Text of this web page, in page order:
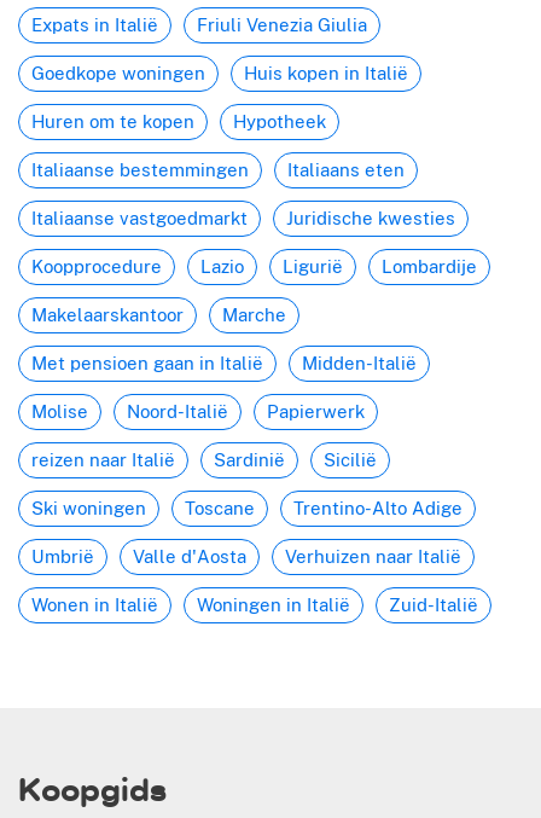
Expats in Italië Friuli Venezia Giulia
Goedkope woningen Huis kopen in Italië
Huren om te kopen Hypotheek
Italiaanse bestemmingen Italiaans eten
Italiaanse vastgoedmarkt Juridische kwesties
Koopprocedure Lazio Ligurië Lombardije
Makelaarskantoor Marche
Met pensioen gaan in Italië Midden-Italië
Molise Noord-Italië Papierwerk
reizen naar Italië Sardinië Sicilië
Ski woningen Toscane Trentino-Alto Adige
Umbrië Valle d'Aosta Verhuizen naar Italië
Wonen in Italië Woningen in Italië Zuid-Italië
Koopgids